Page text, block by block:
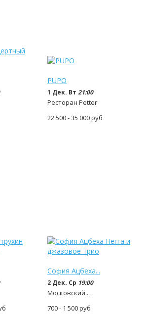
PUPO
1 Дек. Вт 21:00
Ресторан Petter
22 500 - 35 000руб
София Ацбеха...
2 Дек. Ср 19:00
Московский...
700 - 1 500руб